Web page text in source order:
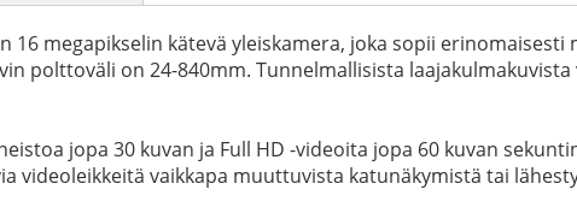
16 megapikselin kätevä yleiskamera, joka sopii
polttoväli on 24-840mm. Tunnelmallisista
jopa 30 kuvan ja Full HD -videoita jopa 60 kuvan
videoleikkeitä vaikkapa muuttuvista katunäkymistä tai